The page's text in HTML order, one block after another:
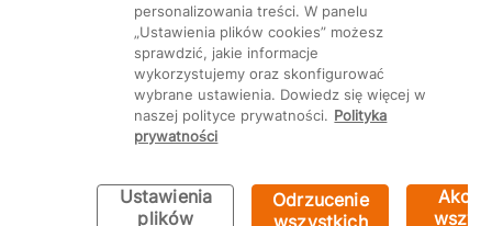
Bricoman 2026 ©
personalizowania treści. W panelu
„Ustawienia plików cookies” możesz
sprawdzić, jakie informacje
wykorzystujemy oraz skonfigurować
wybrane ustawienia. Dowiedz się więcej w
naszej polityce prywatności. Polityka
prywatności
Ustawienia
plików
Odrzucenie
wszystkich